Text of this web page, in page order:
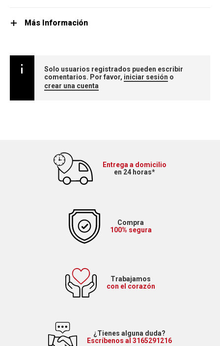
Más Información
Solo usuarios registrados pueden escribir
comentarios. Por favor, iniciar sesión o
crear una cuenta
Entrega a domicilio
en 24 horas*
Compra
100% segura
Trabajamos
con el corazón
¿Tienes alguna duda?
Escríbenos al 3165291216